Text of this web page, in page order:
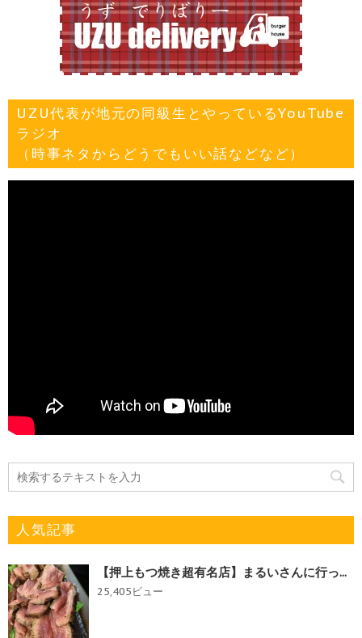
UZU代表が地元の同級生とやっているYouTube
ラジオ
（時事ネタからどうでもいい話などなど）
人気記事
【押上もつ焼き超有名店】まるいさんに行っ...
25,405ビュー